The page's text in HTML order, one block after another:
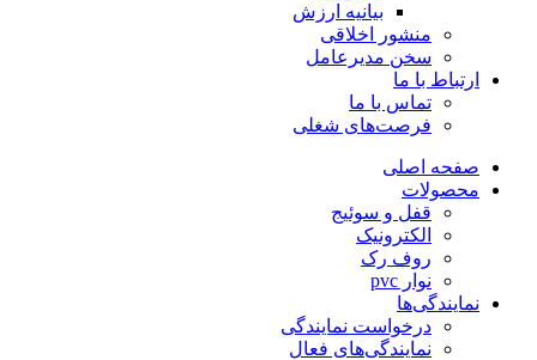
بیانیه ارزش
منشور اخلاقی
سخن مدیرعامل
ارتباط با ما
تماس با ما
فرصت‌های شغلی
صفحه اصلی
محصولات
قفل و سوئیج
الکترونیک
روف رک
نوار pvc
نمایندگی‌ها
درخواست نمایندگی
نمایندگی‌های فعال